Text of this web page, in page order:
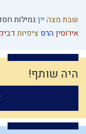
שבתמצהיין גמילות
אירוסיןהרס ציפיות
היה שותף!